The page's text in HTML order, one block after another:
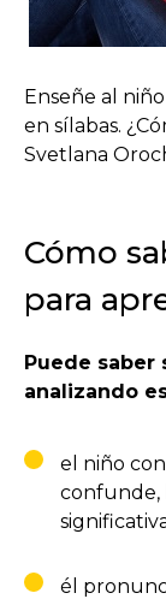
Enseñe al
en sílabas.
Svetlana
Cómo
para
Puede saber
analizando
el niño
confunde,
él